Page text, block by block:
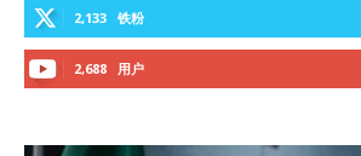
2,133 铁粉
2,688 用户